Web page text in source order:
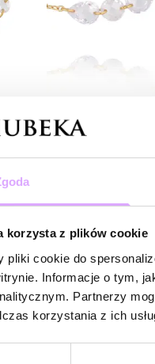
korzysta z plików cookie
pliki cookie do
Informacje o tym,
Partnerzy
korzystania z ich